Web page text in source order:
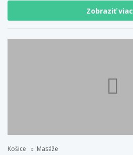
Zobraziť viac
Košice Masáže